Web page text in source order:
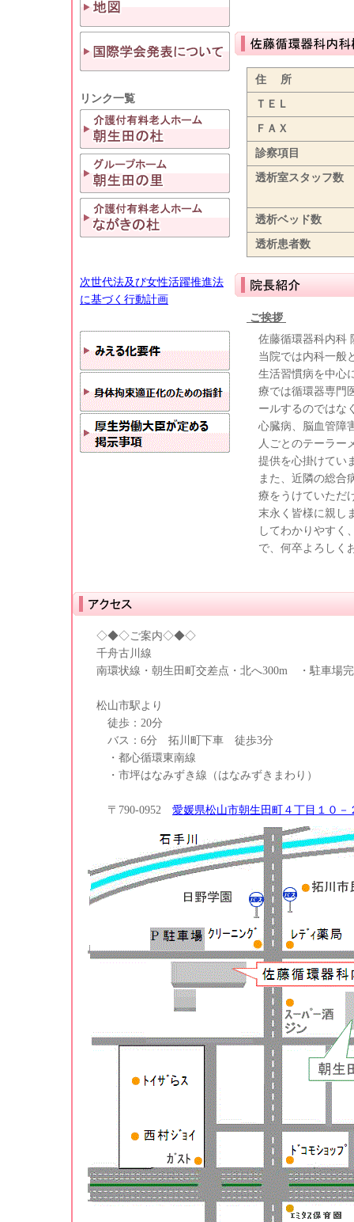
リンク一覧
次世代法及び女性活躍推進法
に基づく行動計画
住 所
ＴＥＬ
ＦＡＸ
診察項目
透析室スタッフ数
透析ベッド数
透析患者数
ご挨拶
佐藤循環器科内科
当院では内科一般
生活習慣病を中心
療では循環器専門
ールするのではな
心臓病、脳血管障
人ごとのテーラー
提供を心掛けてい
また、近隣の総合
療をうけていただ
末永く皆様に親し
してわかりやすく
で、何卒よろしく
◇◆◇ご案内◇◆◇
千舟古川線
南環状線・朝生田町交差点・北へ300m ・駐車場
松山市駅より
徒歩：20分
バス：6分 拓川町下車 徒歩3分
・都心循環東南線
・市坪はなみずき線（はなみずきまわり）
〒790-0952 愛媛県松山市朝生田町４丁目１０－